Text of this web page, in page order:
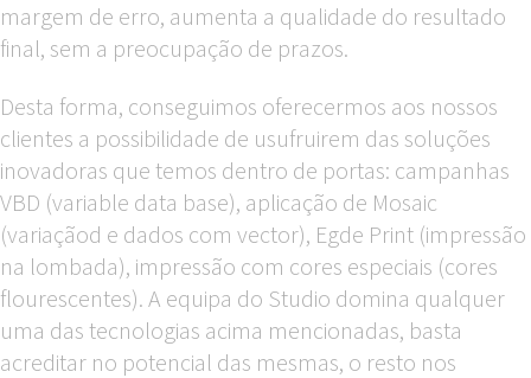
margem de erro, aumenta a qualidade do resultado
final, sem a preocupação de prazos.
Desta forma, conseguimos oferecermos aos nossos
clientes a possibilidade de usufruirem das soluções
inovadoras que temos dentro de portas: campanhas
VBD (variable data base), aplicação de Mosaic
(variaçãod e dados com vector), Egde Print (impressão
na lombada), impressão com cores especiais (cores
flourescentes). A equipa do Studio domina qualquer
uma das tecnologias acima mencionadas, basta
acreditar no potencial das mesmas, o resto nos